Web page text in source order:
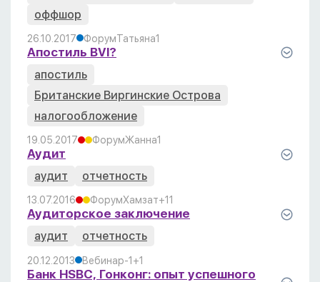
оффшор
26.10.2017 ФорумТатьяна1
Апостиль BVI?
апостиль
Британские Виргинские Острова
налогообложение
19.05.2017 ФорумЖанна1
Аудит
аудит отчетность
13.07.2016 ФорумХамзат+11
Аудиторское заключение
аудит отчетность
20.12.2013 Вебинар-1+1
Банк HSBC, Гонконг: опыт успешного